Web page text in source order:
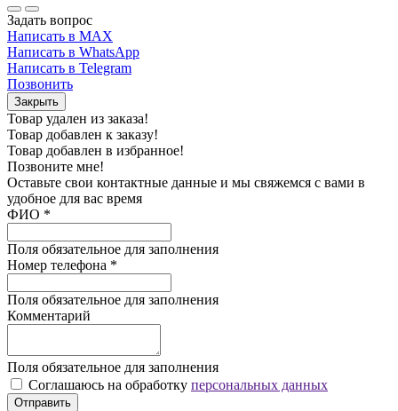
Задать вопрос
Написать в MAX
Написать в WhatsApp
Написать в Telegram
Позвонить
Закрыть
Товар удален из заказа!
Товар добавлен к заказу!
Товар добавлен в избранное!
Позвоните мне!
Оставьте свои контактные данные и мы свяжемся с вами в
удобное для вас время
ФИО *
Поля обязательное для заполнения
Номер телефона *
Поля обязательное для заполнения
Комментарий
Поля обязательное для заполнения
Соглашаюсь на обработку персональных данных
Отправить